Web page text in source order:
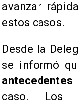
avanzar
estos casos.
Desde la
se informó
antecedentes
caso. Los